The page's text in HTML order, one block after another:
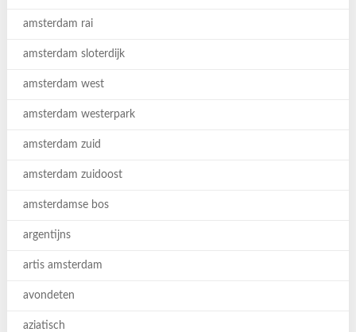
amsterdam rai
amsterdam sloterdijk
amsterdam west
amsterdam westerpark
amsterdam zuid
amsterdam zuidoost
amsterdamse bos
argentijns
artis amsterdam
avondeten
aziatisch